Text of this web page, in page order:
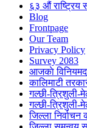
६३ औं राष्ट्रिय
Blog
Frontpage
Our Team
Privacy Policy
Survey 2083
आजकाे
कालिमाटी
गल्छी-त्रिशुली-
गल्छी-त्रिशुली-
जिल्ला